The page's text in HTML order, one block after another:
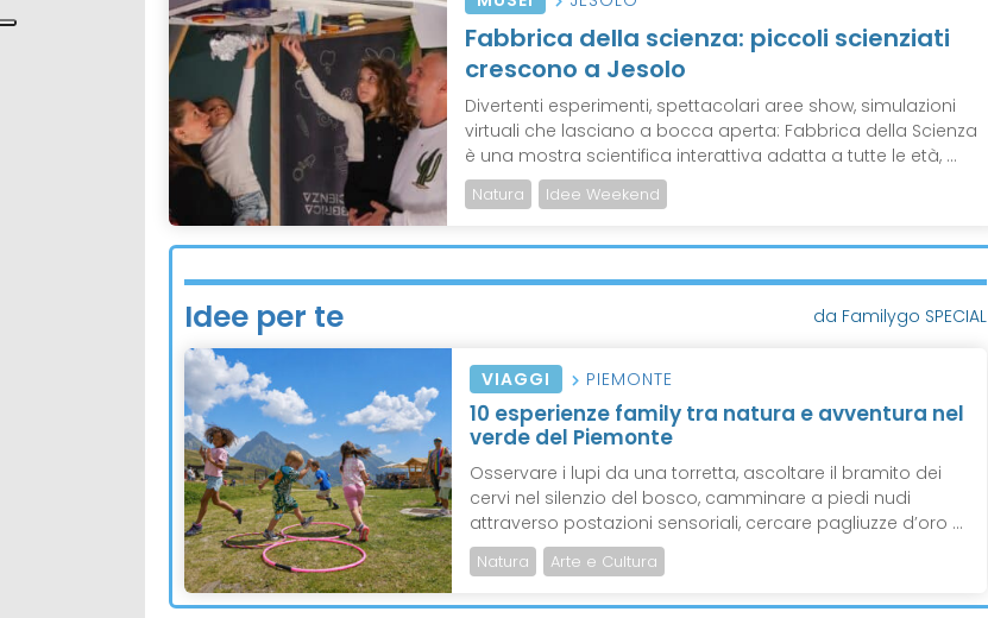
Fabbrica della scienza: piccoli scienziati
crescono a Jesolo
Divertenti esperimenti, spettacolari aree show, simulazioni
virtuali che lasciano a bocca aperta: Fabbrica della Scienza
è una mostra scientifica interattiva adatta a tutte le età, ...
Natura Idee Weekend
Idee per te da Familygo SPECIAL
VIAGGI PIEMONTE
10 esperienze family tra natura e avventura nel
verde del Piemonte
Osservare i lupi da una torretta, ascoltare il bramito dei
cervi nel silenzio del bosco, camminare a piedi nudi
attraverso postazioni sensoriali, cercare pagliuzze d’oro ...
Natura Arte e Cultura